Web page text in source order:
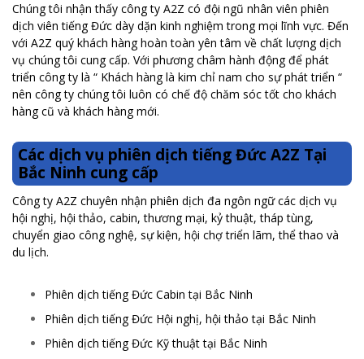
Chúng tôi nhận thấy công ty A2Z có đội ngũ nhân viên phiên
dịch viên tiếng Đức dày dặn kinh nghiệm trong mọi lĩnh vực. Đến
với A2Z quý khách hàng hoàn toàn yên tâm về chất lượng dịch
vụ chúng tôi cung cấp. Với phương châm hành động để phát
triển công ty là “ Khách hàng là kim chỉ nam cho sự phát triển “
nên công ty chúng tôi luôn có chế độ chăm sóc tốt cho khách
hàng cũ và khách hàng mới.
Các dịch vụ phiên dịch tiếng Đức A2Z Tại
Bắc Ninh cung cấp
Công ty A2Z chuyên nhận phiên dịch đa ngôn ngữ các dịch vụ
hội nghị, hội thảo, cabin, thương mại, kỷ thuật, tháp tùng,
chuyển giao công nghệ, sự kiện, hội chợ triển lãm, thể thao và
du lịch.
Phiên dịch tiếng Đức Cabin tại Bắc Ninh
Phiên dịch tiếng Đức Hội nghị, hội thảo tại Bắc Ninh
Phiên dịch tiếng Đức Kỹ thuật tại Bắc Ninh